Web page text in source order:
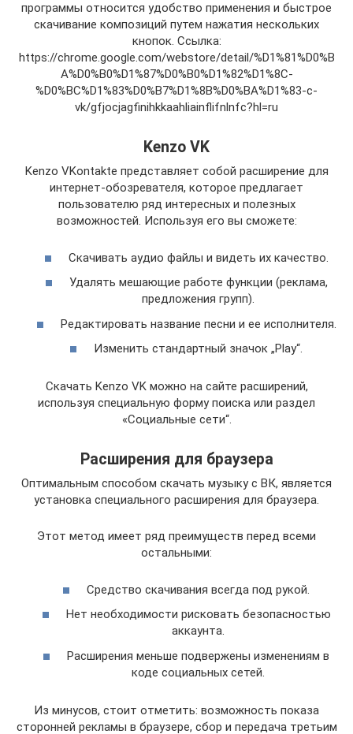
программы относится удобство применения и быстрое
скачивание композиций путем нажатия нескольких
кнопок. Ссылка:
https://chrome.google.com/webstore/detail/%D1%81%D0%B
A%D0%B0%D1%87%D0%B0%D1%82%D1%8C-
%D0%BC%D1%83%D0%B7%D1%8B%D0%BA%D1%83-c-
vk/gfjocjagfinihkkaahliainflifnlnfc?hl=ru
Kenzo VK
Kenzo VKontakte представляет собой расширение для
интернет-обозревателя, которое предлагает
пользователю ряд интересных и полезных
возможностей. Используя его вы сможете:
Скачивать аудио файлы и видеть их качество.
Удалять мешающие работе функции (реклама,
предложения групп).
Редактировать название песни и ее исполнителя.
Изменить стандартный значок „Play“.
Скачать Kenzo VK можно на сайте расширений,
используя специальную форму поиска или раздел
«Социальные сети“.
Расширения для браузера
Оптимальным способом скачать музыку с ВК, является
установка специального расширения для браузера.
Этот метод имеет ряд преимуществ перед всеми
остальными:
Средство скачивания всегда под рукой.
Нет необходимости рисковать безопасностью
аккаунта.
Расширения меньше подвержены изменениям в
коде социальных сетей.
Из минусов, стоит отметить: возможность показа
сторонней рекламы в браузере, сбор и передача третьим